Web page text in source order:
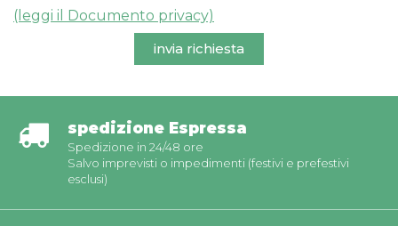
(leggi il Documento privacy)
invia richiesta
spedizione Espressa
Spedizione in 24/48 ore
Salvo imprevisti o impedimenti (festivi e prefestivi
esclusi)